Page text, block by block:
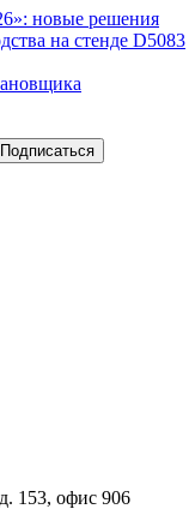
новые решения
на стенде D5083
153, офис 906